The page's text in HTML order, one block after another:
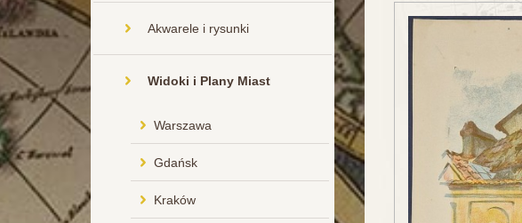
Akwarele i rysunki
Widoki i Plany Miast
Warszawa
Gdańsk
Kraków